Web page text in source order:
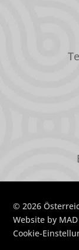
© 2026
Website by
Cookie-